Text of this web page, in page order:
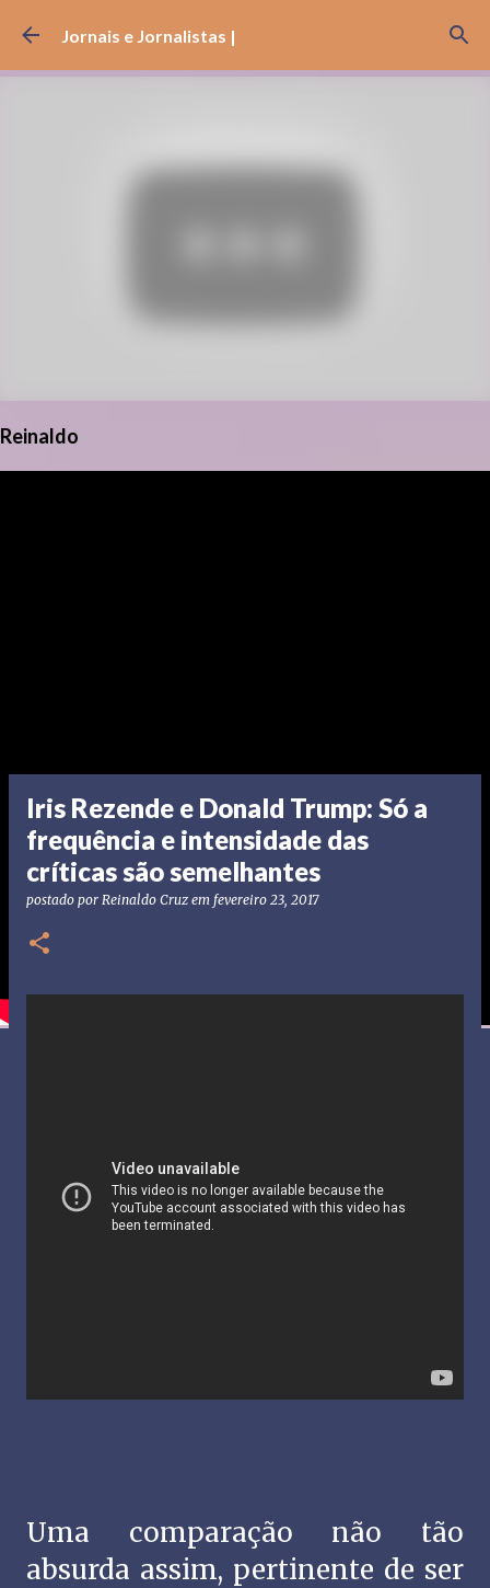
Pular para o conteúdo principal
Jornais e Jornalistas |
Reinaldo
Iris Rezende e Donald Trump: Só a
frequência e intensidade das
críticas são semelhantes
postado por Reinaldo Cruz em fevereiro 23, 2017
Uma comparação não tão
absurda assim, pertinente de ser